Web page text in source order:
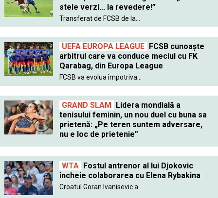
stele verzi... la revedere!”
Transferat de FCSB de la...
UEFA EUROPA LEAGUE FCSB cunoaște
arbitrul care va conduce meciul cu FK
Qarabag, din Europa League
FCSB va evolua împotriva...
GRAND SLAM Lidera mondială a
tenisului feminin, un nou duel cu buna sa
prietenă: „Pe teren suntem adversare,
nu e loc de prietenie”
WTA Fostul antrenor al lui Djokovic
încheie colaborarea cu Elena Rybakina
Croatul Goran Ivanisevic a...